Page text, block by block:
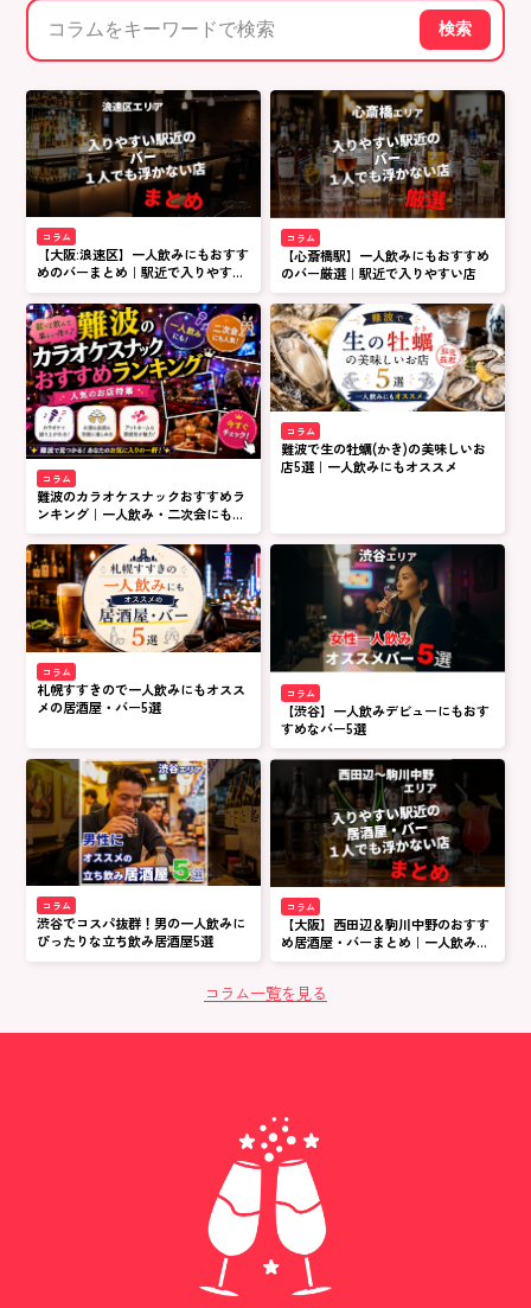
検索
コラム
【大阪:浪速区】一人飲みにもおすす
めのバーまとめ｜駅近で入りやすい
店
コラム
【心斎橋駅】一人飲みにもおすすめ
のバー厳選｜駅近で入りやすい店
コラム
難波のカラオケスナックおすすめラ
ンキング｜一人飲み・二次会にも人
気のお店特集
コラム
難波で生の牡蠣(かき)の美味しいお
店5選｜一人飲みにもオススメ
コラム
札幌すすきので一人飲みにもオスス
メの居酒屋・バー5選
コラム
【渋谷】一人飲みデビューにもおす
すめなバー5選
コラム
渋谷でコスパ抜群！男の一人飲みに
ぴったりな立ち飲み居酒屋5選
コラム
【大阪】西田辺＆駒川中野のおすす
め居酒屋・バーまとめ｜一人飲み&
初めてOK
コラム一覧を見る